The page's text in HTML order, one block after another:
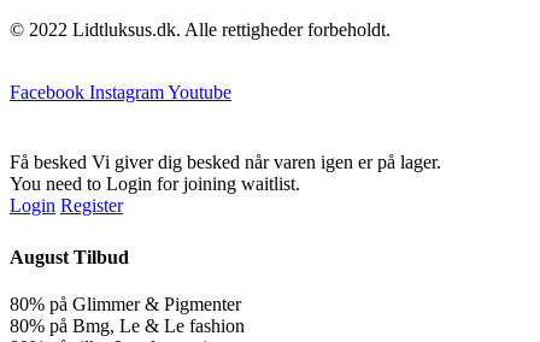
© 2022 Lidtluksus.dk. Alle rettigheder forbeholdt.
Facebook InstagramYoutube
Få besked Vi giver dig besked når varen igen er på lager.
You need to Login for joining waitlist.
Login Register
August Tilbud
80% på Glimmer & Pigmenter
80% på Bmg, Le & Le fashion